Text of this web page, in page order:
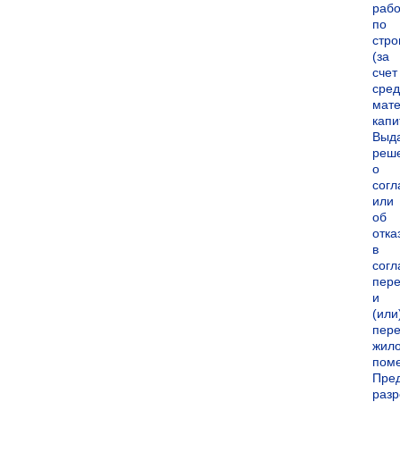
по
(за
счет
о
или
об
в
и